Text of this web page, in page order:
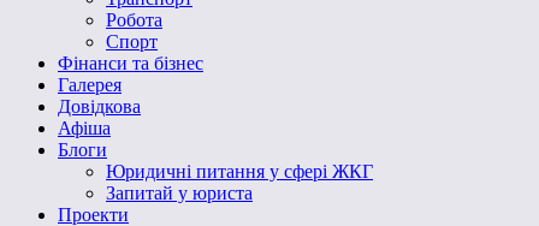
Робота
Спорт
Фінанси та бізнес
Галерея
Довідкова
Афіша
Блоги
Юридичні питання у сфері ЖКГ
Запитай у юриста
Проекти